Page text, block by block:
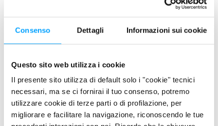
Consenso Dettagli Informazioni sui cookie
Questo sito web utilizza i cookie
Il presente sito utilizza di default solo i "cookie" tecnici
necessari, ma se ci fornirai il tuo consenso, potremo
utilizzare cookie di terze parti o di profilazione, per
migliorare e facilitare la navigazione, riconoscendo le tue